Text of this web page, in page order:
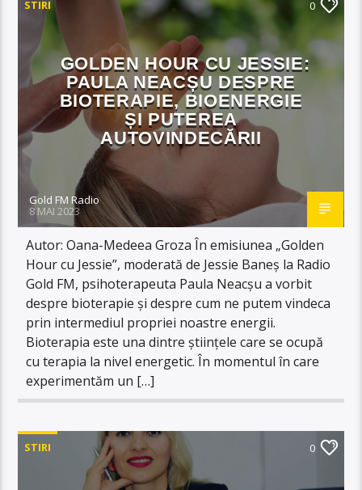
STIRI 0
GOLDEN HOUR CU JESSIE:
PAULA NEACȘU DESPRE
BIOTERAPIE, BIOENERGIE
ȘI PUTEREA
AUTOVINDECĂRII
Gold FM Radio
8 MAI 2023
Autor: Oana-Medeea Groza În emisiunea „Golden
Hour cu Jessie”, moderată de Jessie Baneș la Radio
Gold FM, psihoterapeuta Paula Neacșu a vorbit
despre bioterapie și despre cum ne putem vindeca
prin intermediul propriei noastre energii.
Bioterapia este una dintre științele care se ocupă
cu terapia la nivel energetic. În momentul în care
experimentăm un […]
STIRI 0